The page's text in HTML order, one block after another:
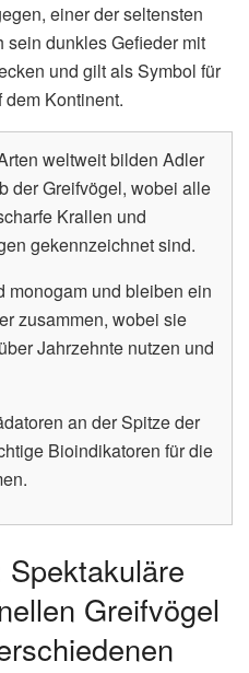
einer der seltensten
sein dunkles Gefieder mit
und gilt als Symbol für
Kontinent.
weltweit bilden Adler
der Greifvögel, wobei alle
Krallen und
gekennzeichnet sind.
monogam und bleiben ein
zusammen, wobei sie
Jahrzehnte nutzen und
an der Spitze der
Bioindikatoren für die
Greifvögel